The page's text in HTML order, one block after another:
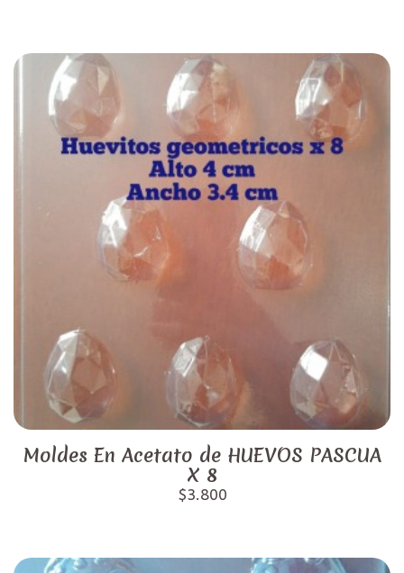
Moldes En Acetato de HUEVOS PASCUA
X 8
$3.800